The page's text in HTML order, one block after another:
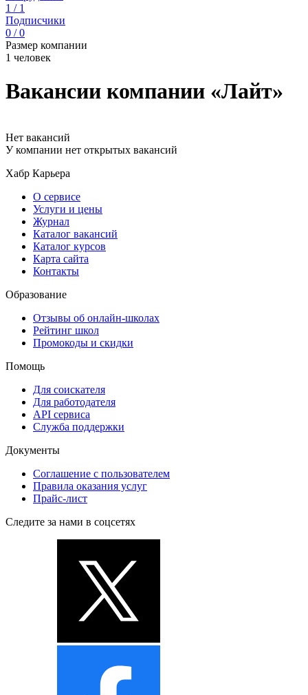
1 / 1
Подписчики
0 / 0
Размер компании
1 человек
Вакансии компании «Лайт»
Нет вакансий
У компании нет открытых вакансий
Хабр Карьера
О сервисе
Услуги и цены
Журнал
Каталог вакансий
Каталог курсов
Карта сайта
Контакты
Образование
Отзывы об онлайн-школах
Рейтинг школ
Промокоды и скидки
Помощь
Для соискателя
Для работодателя
API сервиса
Служба поддержки
Документы
Соглашение с пользователем
Правила оказания услуг
Прайс-лист
Следите за нами в соцсетях